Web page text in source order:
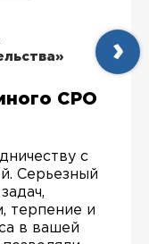
СРО
с
Серьезный
терпение и
в вашей